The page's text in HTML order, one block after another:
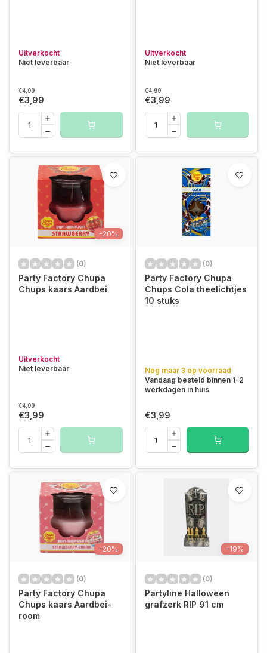
Uitverkocht
Niet leverbaar
€4,99
€3,99
Uitverkocht
Niet leverbaar
€4,99
€3,99
-20%
(0)
Party Factory Chupa
Chups kaars Aardbei
Uitverkocht
Niet leverbaar
€4,99
€3,99
(0)
Party Factory Chupa
Chups Cola theelichtjes
10 stuks
Nog maar 3 op voorraad
Vandaag besteld binnen 1-2
werkdagen in huis
€3,99
-20%
(0)
Party Factory Chupa
Chups kaars Aardbei-
room
-19%
(0)
Partyline Halloween
grafzerk RIP 91 cm